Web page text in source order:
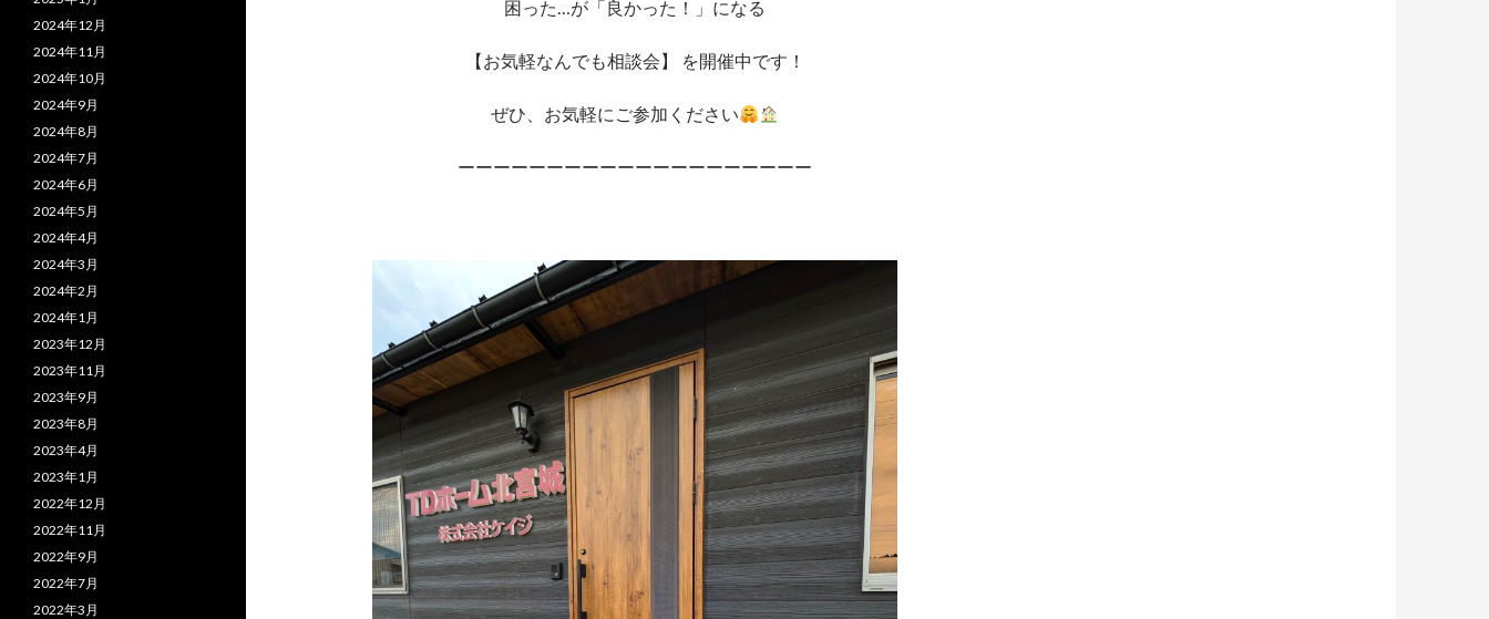
困った…が「良かった！」になる
【お気軽なんでも相談会】 を開催中です！
ぜひ、お気軽にご参加ください
ーーーーーーーーーーーーーーーーーーーー
2024年12月
2024年11月
2024年10月
2024年9月
2024年8月
2024年7月
2024年6月
2024年5月
2024年4月
2024年3月
2024年2月
2024年1月
2023年12月
2023年11月
2023年9月
2023年8月
2023年4月
2023年1月
2022年12月
2022年11月
2022年9月
2022年7月
2022年3月